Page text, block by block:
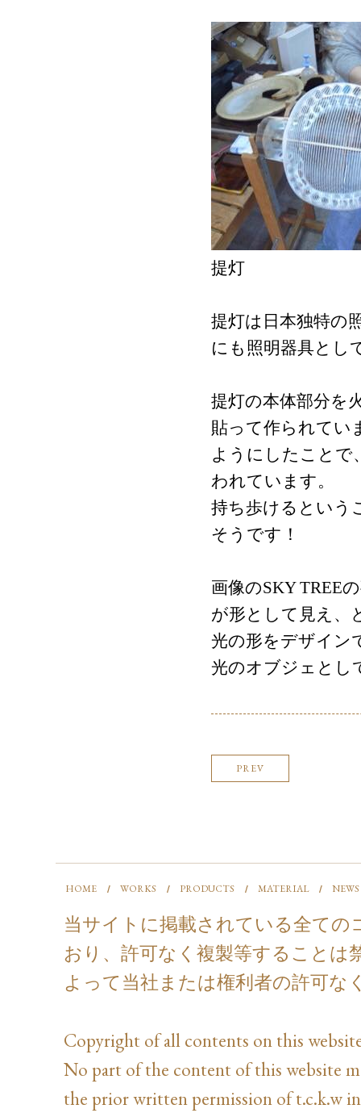
提灯
提灯は日本独特の
にも照明器具とし
提灯の本体部分を
貼って作られてい
ようにしたことで
われています。
持ち歩けるという
そうです！
画像のSKY TREE
が形として見え、
光の形をデザイン
光のオブジェとし
PREV
HOME WORKS PRODUCTS MATERIAL NEWS
当サイトに掲載されている全て
おり、許可なく複製等することは
よって当社または権利者の許可
Copyright of all contents on this
No part of the content of this website
the prior written permission of t.c.k.w